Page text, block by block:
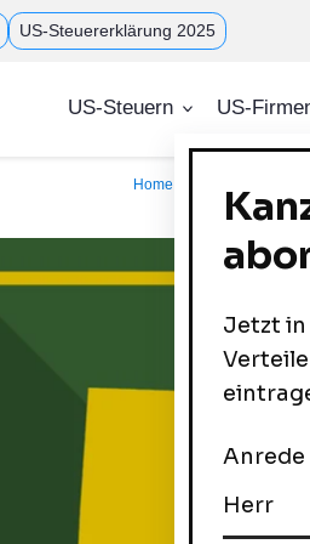
US-Steuererklärung 2025
US-Steuern US-
Home